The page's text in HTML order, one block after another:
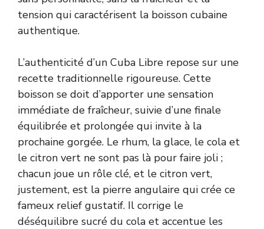
tension qui caractérisent la boisson cubaine
authentique.
L’authenticité d’un Cuba Libre repose sur une
recette traditionnelle rigoureuse. Cette
boisson se doit d’apporter une sensation
immédiate de fraîcheur, suivie d’une finale
équilibrée et prolongée qui invite à la
prochaine gorgée. Le rhum, la glace, le cola et
le citron vert ne sont pas là pour faire joli ;
chacun joue un rôle clé, et le citron vert,
justement, est la pierre angulaire qui crée ce
fameux relief gustatif. Il corrige le
déséquilibre sucré du cola et accentue les